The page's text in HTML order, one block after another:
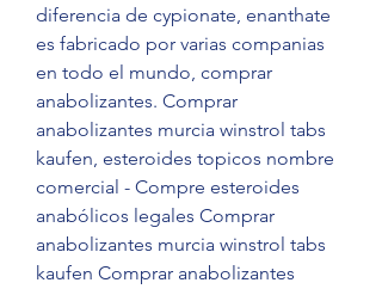
diferencia de cypionate, enanthate
es fabricado por varias companias
en todo el mundo, comprar
anabolizantes. Comprar
anabolizantes murcia winstrol tabs
kaufen, esteroides topicos nombre
comercial - Compre esteroides
anabólicos legales Comprar
anabolizantes murcia winstrol tabs
kaufen Comprar anabolizantes